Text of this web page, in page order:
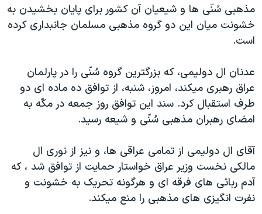
به
جستجو
گزیده‌ها
ویژه برنامه‌ها
فرهنگ و زندگی
حقوق شهروندی
اسرائیل در جنگ
گالری عکس
آرشیو پخش زنده
عملیات خشم حماسی
۲۵۰سالگی آمریکا
مستندها
انتخابات ریاست جمهوری آمریکا ۲۰۲۴
حمله جمهوری اسلامی به اسرائیل
ورزش زنان در ایران
اعتراضات زن، زندگی، آزادی
مجموعه مستندهای دادخواهی
پخش رادیویی
یادگیری زبان انگلیسی
دنبال کنید
زبانهای مختلف
مذهبی سُنّی ها و شيعيان آن کشور برای پايان بخشيدن به
خشونت ميان اين دو گروه مذهبی مسلمان جانبداری کرده
است.
عدنان ال دوليمی، که بزرگترين گروه سُنّی را در پارلمان
عراق رهبری ميکند، امروز، شنبه، از توافق ده ماده ای دو
طرف استقبال کرد. سند اين توافق روز جمعه در مکّه به
امضای رهبران مذهبی سُنّی و شيعه رسيد.
آقای ال دوليمی از تمامی عراقی ها، و نيز از نوری ال
مالکی نخست وزير عراق خواستار حمايت از توافق شد ، که
آدم ربائی های فرقه ای و هرگونه تحريک به خشونت و
نفرت انگيزی های مذهبی را منع ميکند.